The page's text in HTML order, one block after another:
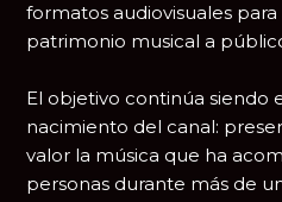
formatos audiovisuales
patrimonio musical a
El objetivo continúa siendo
nacimiento del canal:
valor la música que ha
personas durante más de